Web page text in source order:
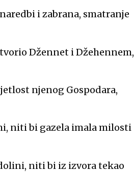
i zabrana, smatranje
Džennet i Džehennem,
njenog Gospodara,
niti bi gazela imala milosti
niti bi iz izvora tekao